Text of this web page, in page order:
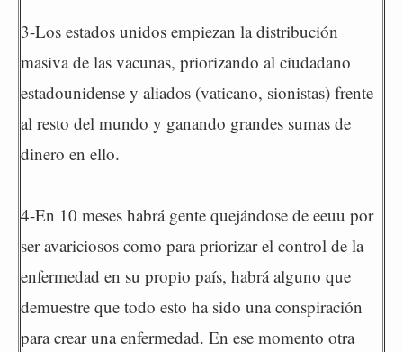
3-Los estados unidos empiezan la distribución
masiva de las vacunas, priorizando al ciudadano
estadounidense y aliados (vaticano, sionistas) frente
al resto del mundo y ganando grandes sumas de
dinero en ello.
4-En 10 meses habrá gente quejándose de eeuu por
ser avariciosos como para priorizar el control de la
enfermedad en su propio país, habrá alguno que
demuestre que todo esto ha sido una conspiración
para crear una enfermedad. En ese momento otra